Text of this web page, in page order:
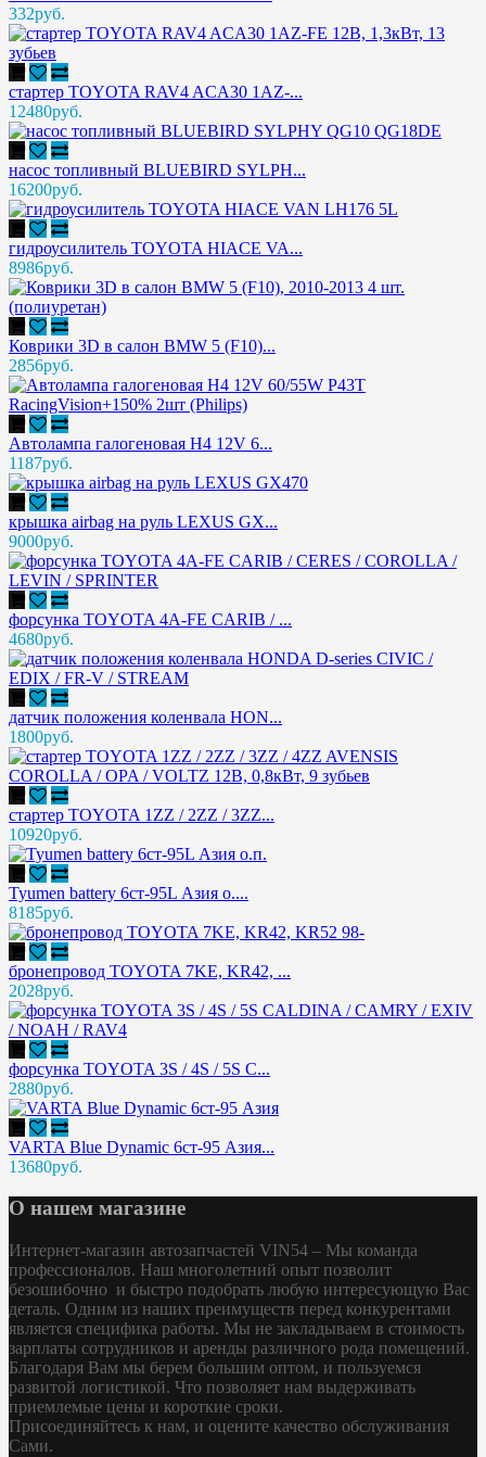
332руб.
стартер TOYOTA RAV4 ACA30 1AZ-...
12480руб.
насос топливный BLUEBIRD SYLPH...
16200руб.
гидроусилитель TOYOTA HIACE VA...
8986руб.
Коврики 3D в салон BMW 5 (F10)...
2856руб.
Автолампа галогеновая H4 12V 6...
1187руб.
крышка airbag на руль LEXUS GX...
9000руб.
форсунка TOYOTA 4A-FE CARIB / ...
4680руб.
датчик положения коленвала HON...
1800руб.
стартер TOYOTA 1ZZ / 2ZZ / 3ZZ...
10920руб.
Tyumen battery 6ст-95L Азия о....
8185руб.
бронепровод TOYOTA 7KE, KR42, ...
2028руб.
форсунка TOYOTA 3S / 4S / 5S C...
2880руб.
VARTA Blue Dynamic 6ст-95 Азия...
13680руб.
О нашем магазине
Интернет-магазин автозапчастей VIN54 – Мы команда
профессионалов. Наш многолетний опыт позволит
безошибочно и быстро подобрать любую интересующую Вас
деталь. Одним из наших преимуществ перед конкурентами
является специфика работы. Мы не закладываем в стоимость
зарплаты сотрудников и аренды различного рода помещений.
Благодаря Вам мы берем большим оптом, и пользуемся
развитой логистикой. Что позволяет нам выдерживать
приемлемые цены и короткие сроки.
Присоединяйтесь к нам, и оцените качество обслуживания
Сами.